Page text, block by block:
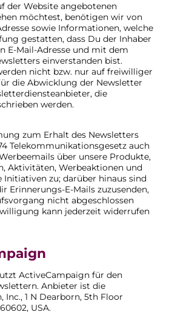
der Website angebotenen
möchtest, benötigen wir von
sowie Informationen, welche
gestatten, dass Du der Inhaber
E-Mail-Adresse und mit dem
einverstanden bist.
nicht bzw. nur auf freiwilliger
die Abwicklung der Newsletter
die
werden.
zum Erhalt des Newsletters
Telekommunikationsgesetz auch
über unsere Produkte,
Aktivitäten, Werbeaktionen und
Initiativen zu; darüber hinaus sind
Erinnerungs-E-Mails zuzusenden,
nicht abgeschlossen
kann jederzeit widerrufen
ActiveCampaign für den
Anbieter ist die
Inc., 1 N Dearborn, 5th Floor
USA.